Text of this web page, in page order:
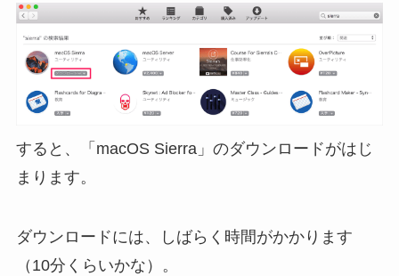
すると、「macOS Sierra」のダウンロードがはじ
まります。
ダウンロードには、しばらく時間がかかります
（10分くらいかな）。